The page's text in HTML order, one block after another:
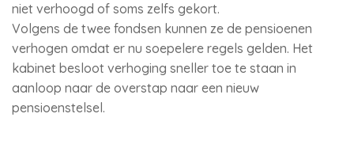
niet verhoogd of soms zelfs gekort.
Volgens de twee fondsen kunnen ze de pensioenen
verhogen omdat er nu soepelere regels gelden. Het
kabinet besloot verhoging sneller toe te staan in
aanloop naar de overstap naar een nieuw
pensioenstelsel.